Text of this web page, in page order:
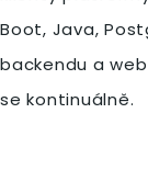
Boot, Java,
backendu a
se kontinuálně.